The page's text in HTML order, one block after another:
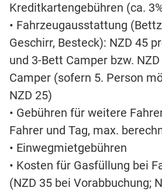
Kreditkartengebühren (ca.
• Fahrzeugausstattung
Geschirr, Besteck): NZD 45
und 3-Bett Camper bzw.
Camper (sofern 5. Person
NZD 25)
• Gebühren für weitere
Fahrer und Tag, max.
• Einwegmietgebühren
• Kosten für Gasfüllung bei
(NZD 35 bei Vorabbuchung;